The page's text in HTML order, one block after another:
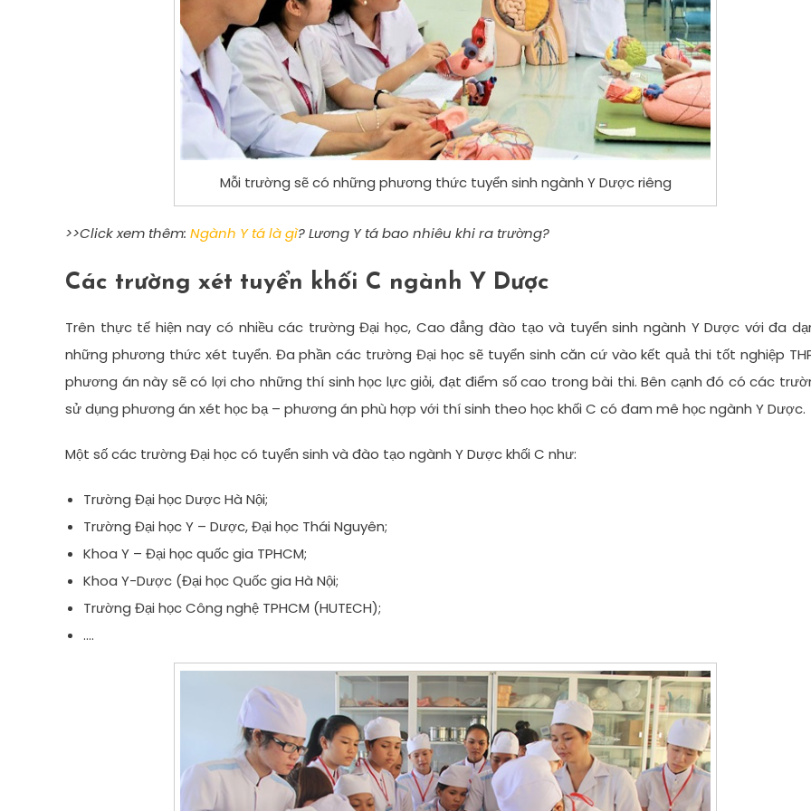
Mỗi trường sẽ có những phương thức tuyển sinh ngành Y Dược riêng
>>Click xem thêm: Ngành Y tá là gì? Lương Y tá bao nhiêu khi ra trường?
Các trường xét tuyển khối C ngành Y Dược
Trên thực tế hiện nay có nhiều các trường Đại học, Cao đẳng đào tạo và tuyển sinh ngành Y Dược với đa
những phương thức xét tuyển. Đa phần các trường Đại học sẽ tuyển sinh căn cứ vào kết quả thi tốt nghiệp
phương án này sẽ có lợi cho những thí sinh học lực giỏi, đạt điểm số cao trong bài thi. Bên cạnh đó có các
sử dụng phương án xét học bạ – phương án phù hợp với thí sinh theo học khối C có đam mê học ngành Y Dược.
Một số các trường Đại học có tuyển sinh và đào tạo ngành Y Dược khối C như:
Trường Đại học Dược Hà Nội;
Trường Đại học Y – Dược, Đại học Thái Nguyên;
Khoa Y – Đại học quốc gia TPHCM;
Khoa Y-Dược (Đại học Quốc gia Hà Nội;
Trường Đại học Công nghệ TPHCM (HUTECH);
….